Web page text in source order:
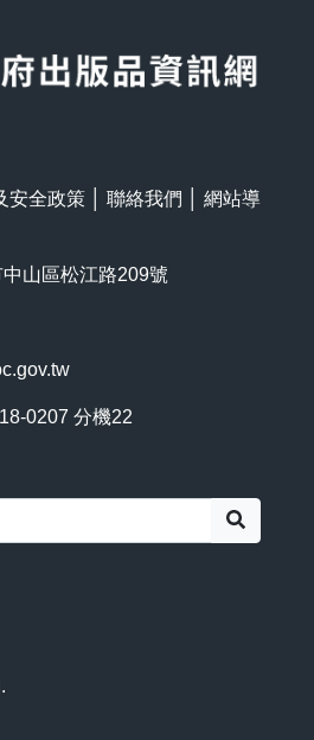
安全政策 聯絡我們
網站導
山區松江路209號
0207 分機22